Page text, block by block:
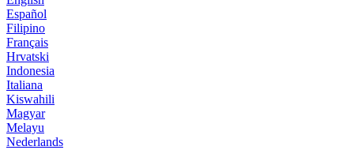
Español
Filipino
Français
Hrvatski
Indonesia
Italiana
Kiswahili
Magyar
Melayu
Nederlands